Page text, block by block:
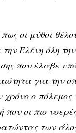
οι μύθοι
Ελένη όλη
που έλαβε
για την
χρόνο ο πόλεμος
που οι πιο
των